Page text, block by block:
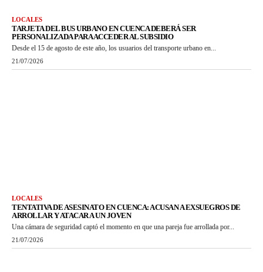
LOCALES
TARJETA DEL BUS URBANO EN CUENCA DEBERÁ SER
PERSONALIZADA PARA ACCEDER AL SUBSIDIO
Desde el 15 de agosto de este año, los usuarios del transporte urbano en...
21/07/2026
LOCALES
TENTATIVA DE ASESINATO EN CUENCA: ACUSAN A EXSUEGROS DE
ARROLLAR Y ATACAR A UN JOVEN
Una cámara de seguridad captó el momento en que una pareja fue arrollada por...
21/07/2026